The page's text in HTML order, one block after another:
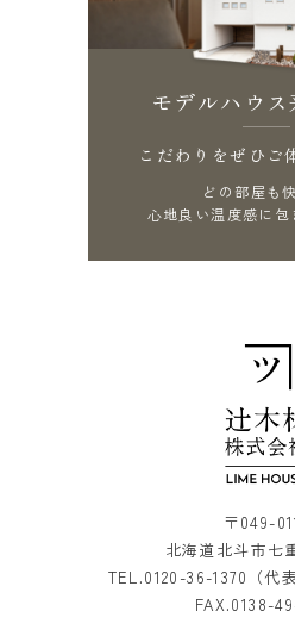
モデルハウ
こだわりをぜひご
どの部屋も快
心地良い温度感に包
〒049-
北海道北斗市七
TEL.0120-36-1370 （代
FAX.0138-